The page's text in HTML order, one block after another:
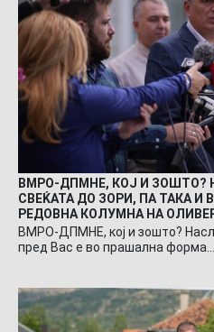
ВМРО-ДПМНЕ, КОЈ И ЗОШТО?
СВЕЌАТА ДО ЗОРИ, ПА ТАКА И
РЕДОВНА КОЛУМНА НА
ВМРО-ДПМНЕ, кој и зошто?
пред Вас е во прашална форма…